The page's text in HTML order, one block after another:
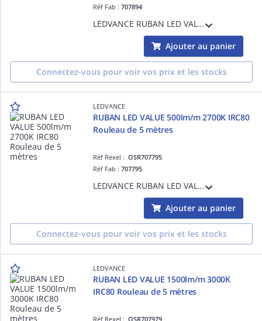
Réf Fab :707894
LEDVANCE RUBAN LED VALUE 1000lm/m 3000K IRC80 Rouleau de 5 mètres - 12,0 W/m - 30000 h (L70B50) - Garantie 3ans - Précâblé des 2 côtés - 5000 mmx8,00 mmx1,30 mm
Ajouter au panier
Connectez-vous pour voir vos prix et les stocks
LEDVANCE
RUBAN LED VALUE 500lm/m 2700K IRC80
Rouleau de 5 mètres
Réf Rexel :OSR707795
Réf Fab :707795
LEDVANCE RUBAN LED VALUE 500lm/m 2700K IRC80 Rouleau de 5 mètres - 3,0 W/m - 30000 h (L70B50) - Garantie 3ans - Précâblé des 2 côtés - 5000 mmx8,00 mmx1,30 mm
Ajouter au panier
Connectez-vous pour voir vos prix et les stocks
LEDVANCE
RUBAN LED VALUE 1500lm/m 3000K
IRC80 Rouleau de 5 mètres
Réf Rexel :OSR707979